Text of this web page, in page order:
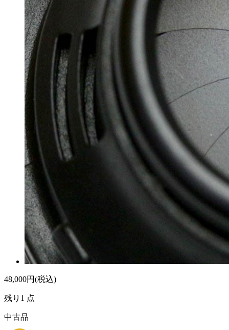
48,000円(税込)
残り1 点
中古品